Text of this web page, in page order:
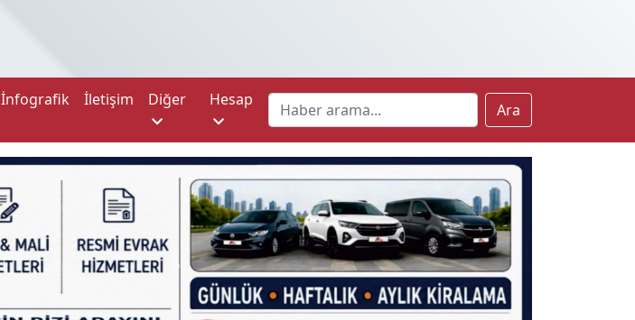
İnfografik İletişim Diğer Hesap
Ara